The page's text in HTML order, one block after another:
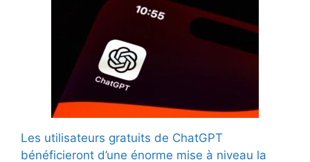
Les utilisateurs gratuits de ChatGPT
bénéficieront d’une énorme mise à niveau la